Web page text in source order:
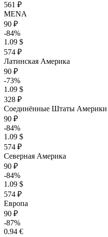
561 ₽
MENA
90 ₽
-84%
1.09 $
574 ₽
Латинская Америка
90 ₽
-73%
1.09 $
328 ₽
Соединённые Штаты Америки
90 ₽
-84%
1.09 $
574 ₽
Северная Америка
90 ₽
-84%
1.09 $
574 ₽
Европа
90 ₽
-87%
0.94 €